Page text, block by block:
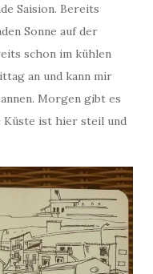
Saision. Bereits
Sonne auf der
schon im kühlen
an und kann mir
Morgen gibt es
Küste ist hier steil und